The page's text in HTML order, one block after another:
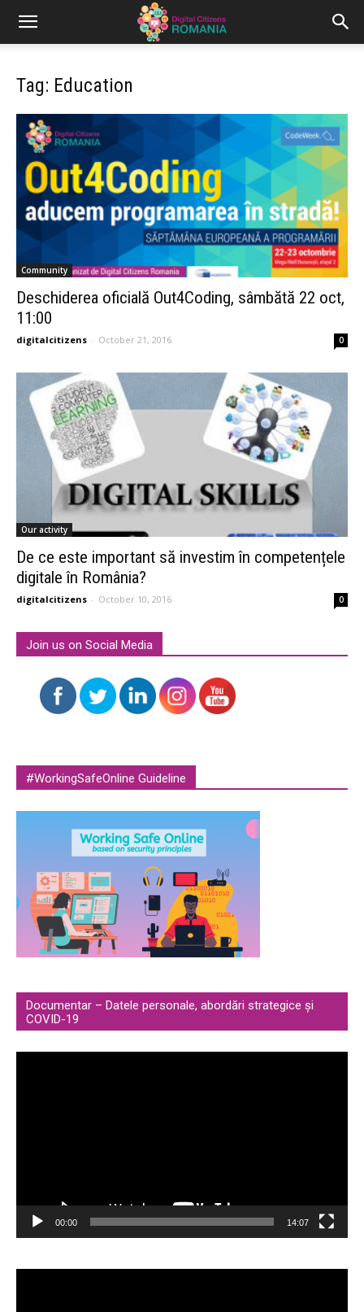
Tag: Education
Community
Deschiderea oficială Out4Coding, sâmbătă 22 oct,
11:00
digitalcitizens - October 21, 2016 0
Our activity
De ce este important să investim în competențele
digitale în România?
digitalcitizens - October 10, 2016 0
Join us on Social Media
#WorkingSafeOnline Guideline
Documentar – Datele personale, abordări strategice și
COVID-19
00:00 14:07